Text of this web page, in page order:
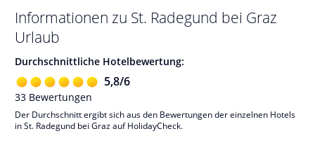
Informationen zu St. Radegund bei Graz
Urlaub
Durchschnittliche Hotelbewertung:
5,8/6
33 Bewertungen
Der Durchschnitt ergibt sich aus den Bewertungen der einzelnen Hotels
in St. Radegund bei Graz auf HolidayCheck.